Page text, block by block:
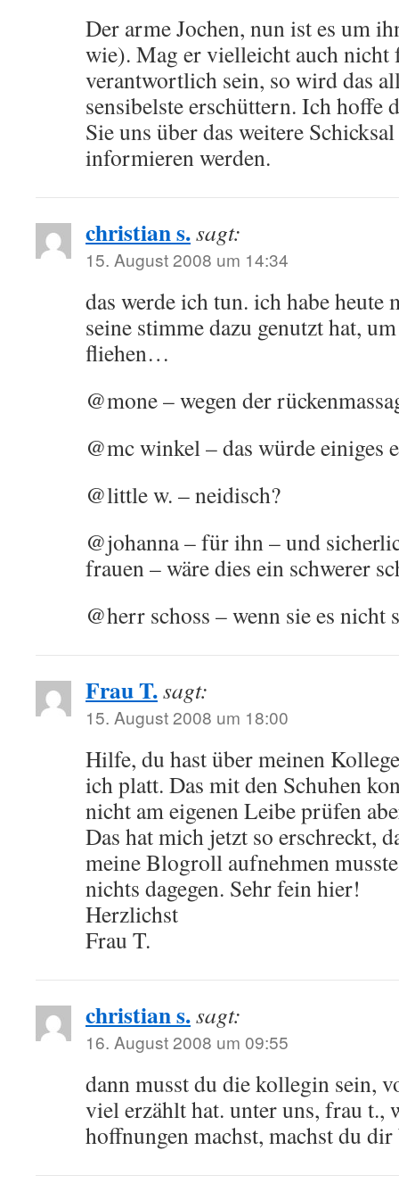
Der arme Jochen, nun ist es um
wie). Mag er vielleicht auch
verantwortlich sein, so wird das
sensibelste erschüttern. Ich hoffe
Sie uns über das weitere
informieren werden.
christian s.sagt:
15. August 2008 um 14:34
das werde ich tun. ich habe heute
seine stimme dazu genutzt hat,
fliehen…
@mone – wegen der
@mc winkel – das würde einiges
@little w. – neidisch?
@johanna – für ihn – und
frauen – wäre dies ein schwerer
@herr schoss – wenn sie es
Frau T.sagt:
15. August 2008 um 18:00
Hilfe, du hast über meinen
ich platt. Das mit den Schuhen
nicht am eigenen Leibe prüfen
Das hat mich jetzt so erschreckt,
meine Blogroll aufnehmen
nichts dagegen. Sehr fein hier!
Herzlichst
Frau T.
christian s.sagt:
16. August 2008 um 09:55
dann musst du die kollegin sein,
viel erzählt hat. unter uns, frau t.,
hoffnungen machst, machst du